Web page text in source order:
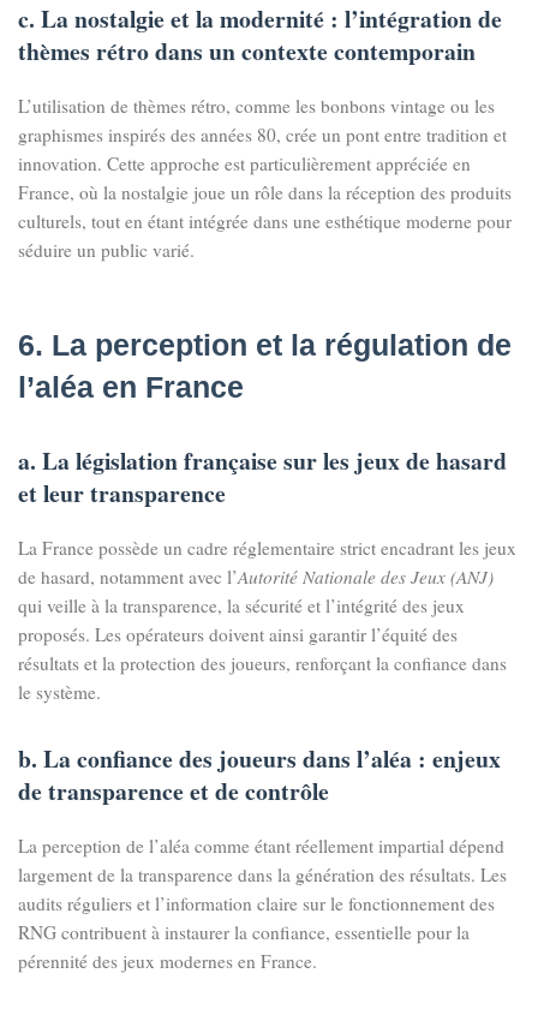
c. La nostalgie et la modernité : l’intégration de
thèmes rétro dans un contexte contemporain
L’utilisation de thèmes rétro, comme les bonbons vintage ou les
graphismes inspirés des années 80, crée un pont entre tradition et
innovation. Cette approche est particulièrement appréciée en
France, où la nostalgie joue un rôle dans la réception des produits
culturels, tout en étant intégrée dans une esthétique moderne pour
séduire un public varié.
6. La perception et la régulation de
l’aléa en France
a. La législation française sur les jeux de hasard
et leur transparence
La France possède un cadre réglementaire strict encadrant les jeux
de hasard, notamment avec l’Autorité Nationale des Jeux (ANJ)
qui veille à la transparence, la sécurité et l’intégrité des jeux
proposés. Les opérateurs doivent ainsi garantir l’équité des
résultats et la protection des joueurs, renforçant la confiance dans
le système.
b. La confiance des joueurs dans l’aléa : enjeux
de transparence et de contrôle
La perception de l’aléa comme étant réellement impartial dépend
largement de la transparence dans la génération des résultats. Les
audits réguliers et l’information claire sur le fonctionnement des
RNG contribuent à instaurer la confiance, essentielle pour la
pérennité des jeux modernes en France.